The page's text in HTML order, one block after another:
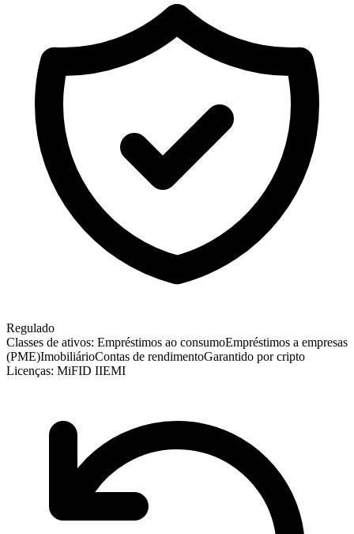
Regulado
Classes de ativos: Empréstimos ao consumoEmpréstimos a empresas
(PME)ImobiliárioContas de rendimentoGarantido por cripto
Licenças: MiFID IIEMI